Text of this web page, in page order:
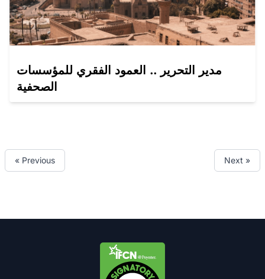
مدير التحرير .. العمود الفقري للمؤسسات
الصحفية
« Previous Next »